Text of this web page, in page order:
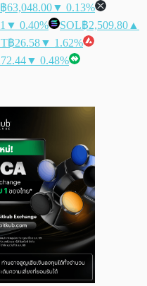
฿63,048.00▼ 0.13%
▼ 0.40% SOL฿2,509.80 ▲
฿26.58▼ 1.62%
▼ 0.48%